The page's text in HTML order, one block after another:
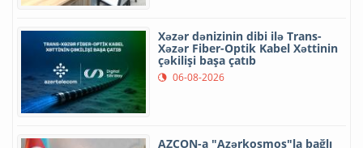
Xəzər dənizinin dibi ilə Trans-
Xəzər Fiber-Optik Kabel Xəttinin
çəkilişi başa çatıb
06-08-2026
AZCON-a "Azərkosmos"la bağlı